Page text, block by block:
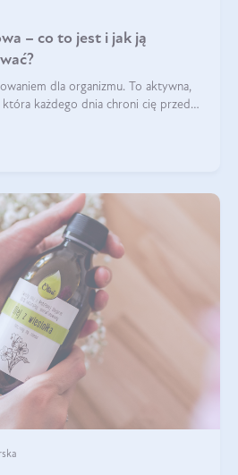
– co to jest i jak ją
dla organizmu. To aktywna,
każdego dnia chroni cię przed